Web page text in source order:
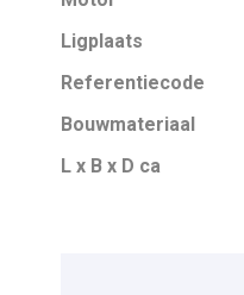
Ligplaats
Referentiecode
Bouwmateriaal
L x B x D ca